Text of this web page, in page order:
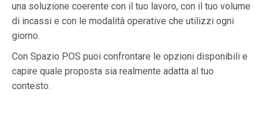
una soluzione coerente con il tuo lavoro, con il tuo volume
di incassi e con le modalità operative che utilizzi ogni
giorno.
Con Spazio POS puoi confrontare le opzioni disponibili e
capire quale proposta sia realmente adatta al tuo
contesto.